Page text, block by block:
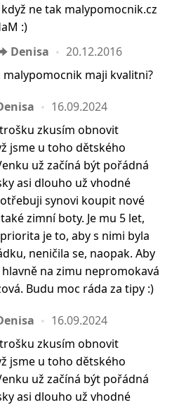
ne tak malypomocnik.cz
:)
Denisa
20.12.2016
malypomocnik maji kvalitni?
16.09.2024
zkusím obnovit
jsme u toho dětského
už začíná být pořádná
asi dlouho už vhodné
synovi koupit nové
zimní boty. Je mu 5 let,
je to, aby s nimi byla
neničila se, naopak. Aby
na zimu nepromokavá
Budu moc ráda za tipy :)
16.09.2024
zkusím obnovit
jsme u toho dětského
už začíná být pořádná
asi dlouho už vhodné